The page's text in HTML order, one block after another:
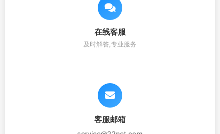
在线客服
及时解答,专业服务
客服邮箱